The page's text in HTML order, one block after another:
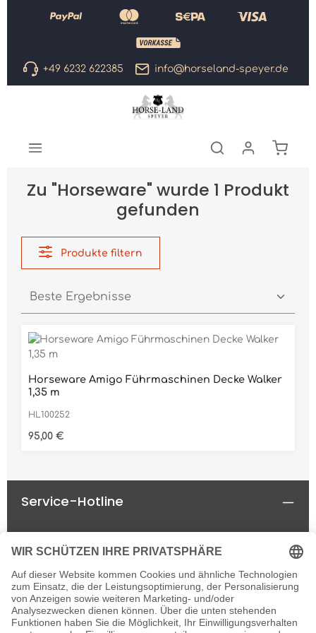
Zum Hauptinhalt springen
+49 6232 622385 info@horseland-speyer.de
Zu "Horseware" wurde 1 Produkt
gefunden
Produkte filtern
Horseware Amigo Führmaschinen Decke Walker
1,35 m
HL100252
Regulärer Preis:
95,00 €
Service-Hotline
Rechtliches
Informationen
Newsletter